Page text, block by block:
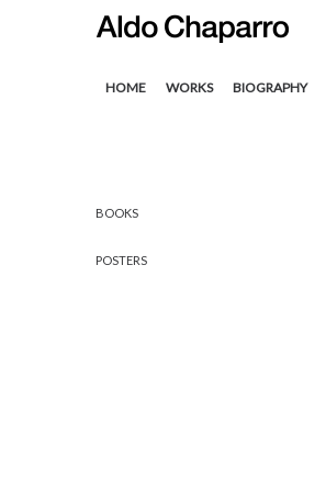
HOME WORKS BIOGRAPHY
BOOKS
POSTERS